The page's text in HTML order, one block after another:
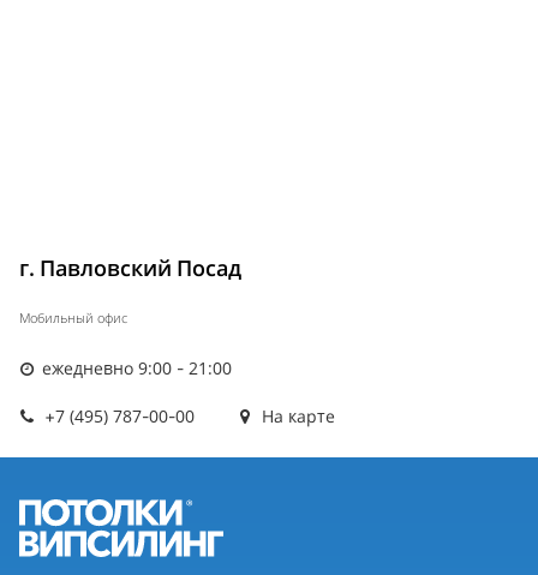
г. Павловский Посад
Мобильный офис
ежедневно 9:00 - 21:00
+7 (495) 787-00-00 На карте